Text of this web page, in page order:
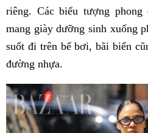
riêng. Các biểu tượng phong
mang giày dưỡng sinh xuống
suốt đi trên bể bơi, bãi biển
đường nhựa.